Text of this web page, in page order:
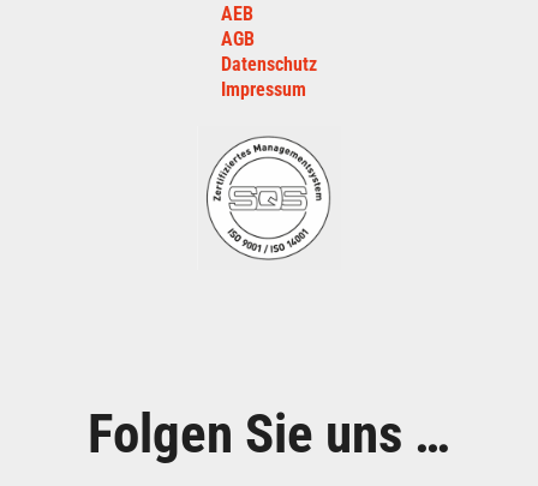
AEB
AGB
Datenschutz
Impressum
Folgen Sie uns …